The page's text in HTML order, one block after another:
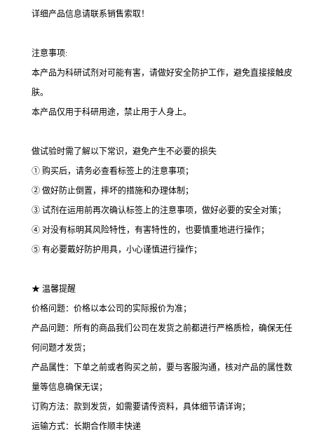
详细产品信息请联系销售索取！
注意事项:
本产品为科研试剂对可能有害，请做好安全防护工作，避免直接接触皮
肤。
本产品仅用于科研用途，禁止用于人身上。
做试验时需了解以下常识，避免产生不必要的损失
① 购买后，请务必查看标签上的注意事项；
② 做好防止倒置，摔坏的措施和办理体制；
③ 试剂在运用前再次确认标签上的注意事项，做好必要的安全对策；
④ 对没有标明其风险特性，有害特性的，也要慎重地进行操作；
⑤ 有必要戴好防护用具，小心谨慎进行操作；
★ 温馨提醒
价格问题：价格以本公司的实际报价为准；
产品问题：所有的商品我们公司在发货之前都进行严格质检，确保无任
何问题才发货；
产品属性：下单之前或者购买之前，要与客服沟通，核对产品的属性数
量等信息确保无误；
订购方法：款到发货，如需要请传资料，具体细节请详询；
运输方式：长期合作顺丰快递